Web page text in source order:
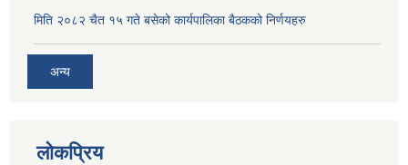
मिति २०८२ चैत १५ गते बसेको कार्यपालिका बैठकको निर्णयहरु
अन्य
लोकप्रिय